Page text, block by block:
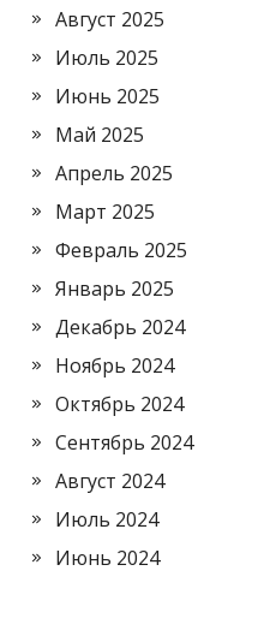
Август 2025
Июль 2025
Июнь 2025
Май 2025
Апрель 2025
Март 2025
Февраль 2025
Январь 2025
Декабрь 2024
Ноябрь 2024
Октябрь 2024
Сентябрь 2024
Август 2024
Июль 2024
Июнь 2024